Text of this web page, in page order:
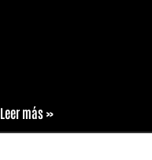
Leer más »